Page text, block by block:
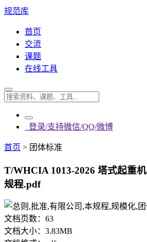
规范库
首页
交流
课题
在线工具
登录/支持微信/QQ/微博
首页 > 团体标准
T/WHCIA 1013-2026 塔式起重
规程.pdf
文档页数： 63
文档大小： 3.83MB